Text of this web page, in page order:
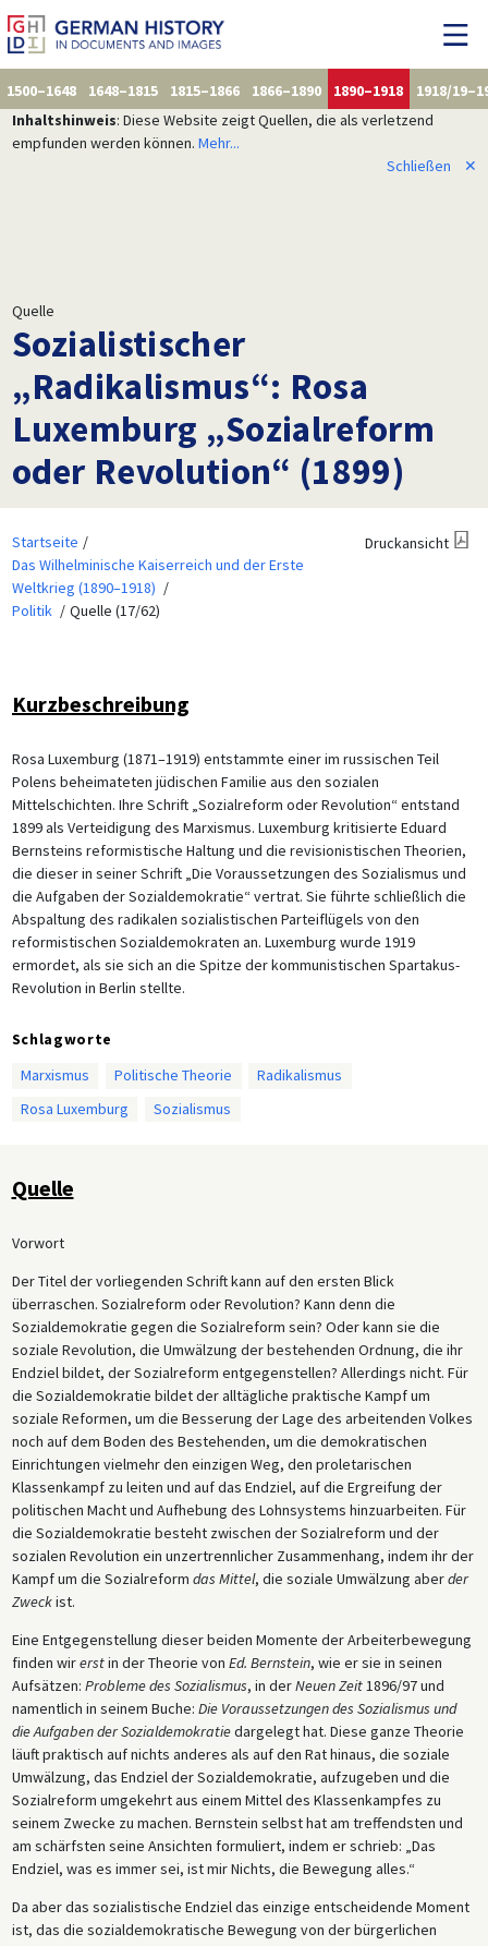
1500–1648 1648–1815 1815–1866 1866–1890 1890–1918
1918/
Inhaltshinweis: Diese Website zeigt Quellen, die als verletzend
empfunden werden können. Mehr...
Schließen
✕
Quelle
Sozialistischer
„Radikalismus“: Rosa
Luxemburg „Sozialreform
oder Revolution“ (1899)
Startseite
Das Wilhelminische Kaiserreich und der Erste
Weltkrieg (1890–1918)
Politik
Quelle (17/62)
Druckansicht
Kurzbeschreibung
Rosa Luxemburg (1871–1919) entstammte einer im russischen Teil
Polens beheimateten jüdischen Familie aus den sozialen
Mittelschichten. Ihre Schrift „Sozialreform oder Revolution“ entstand
1899 als Verteidigung des Marxismus. Luxemburg kritisierte Eduard
Bernsteins reformistische Haltung und die revisionistischen Theorien,
die dieser in seiner Schrift „Die Voraussetzungen des Sozialismus und
die Aufgaben der Sozialdemokratie“ vertrat. Sie führte schließlich die
Abspaltung des radikalen sozialistischen Parteiflügels von den
reformistischen Sozialdemokraten an. Luxemburg wurde 1919
ermordet, als sie sich an die Spitze der kommunistischen Spartakus-
Revolution in Berlin stellte.
Schlagworte
Marxismus
Politische Theorie
Radikalismus
Rosa Luxemburg
Sozialismus
Quelle
Vorwort
Der Titel der vorliegenden Schrift kann auf den ersten Blick
überraschen. Sozialreform oder Revolution? Kann denn die
Sozialdemokratie gegen die Sozialreform sein? Oder kann sie die
soziale Revolution, die Umwälzung der bestehenden Ordnung, die ihr
Endziel bildet, der Sozialreform entgegenstellen? Allerdings nicht. Für
die Sozialdemokratie bildet der alltägliche praktische Kampf um
soziale Reformen, um die Besserung der Lage des arbeitenden Volkes
noch auf dem Boden des Bestehenden, um die demokratischen
Einrichtungen vielmehr den einzigen Weg, den proletarischen
Klassenkampf zu leiten und auf das Endziel, auf die Ergreifung der
politischen Macht und Aufhebung des Lohnsystems hinzuarbeiten. Für
die Sozialdemokratie besteht zwischen der Sozialreform und der
sozialen Revolution ein unzertrennlicher Zusammenhang, indem ihr der
Kampf um die Sozialreform das Mittel, die soziale Umwälzung aberder
Zweckist.
Eine Entgegenstellung dieser beiden Momente der Arbeiterbewegung
finden wirerstin der Theorie von Ed. Bernstein, wie er sie in seinen
Aufsätzen: Probleme des Sozialismus, in derNeuen Zeit1896/97 und
namentlich in seinem Buche: Die Voraussetzungen des Sozialismus und
die Aufgaben der Sozialdemokratiedargelegt hat. Diese ganze Theorie
läuft praktisch auf nichts anderes als auf den Rat hinaus, die soziale
Umwälzung, das Endziel der Sozialdemokratie, aufzugeben und die
Sozialreform umgekehrt aus einem Mittel des Klassenkampfes zu
seinem Zwecke zu machen. Bernstein selbst hat am treffendsten und
am schärfsten seine Ansichten formuliert, indem er schrieb: „Das
Endziel, was es immer sei, ist mir Nichts, die Bewegung alles.“
Da aber das sozialistische Endziel das einzige entscheidende Moment
ist, das die sozialdemokratische Bewegung von der bürgerlichen